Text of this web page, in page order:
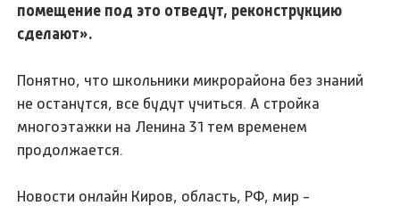
помещение под это отведут, реконструкцию
сделают».
Понятно, что школьники микрорайона без знаний
не останутся, все будут учиться. А стройка
многоэтажки на Ленина 31 тем временем
продолжается.
Новости онлайн Киров, область, РФ, мир -